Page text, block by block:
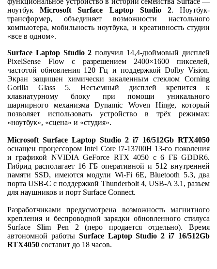
ноутбукMicrosoft Surface Laptop Studio 2. Ноутбук-
трансформер, объединяет возможности настольного
компьютера, мобильность ноутбука, и креативность студии
«все в одном».
Surface Laptop Studio 2 получил 14,4-дюймовый дисплей
PixelSense Flow с разрешением 2400×1600 пикселей,
частотой обновления 120 Гц и поддержкой Dolby Vision.
Экран защищен химически закаленным стеклом Corning
Gorilla Glass 5. Несъемный дисплей крепится к
клавиатурному блоку при помощи уникального
шарнирного механизма Dynamic Woven Hinge, который
позволяет использовать устройство в трёх режимах:
«ноутбук», «сцена» и «студия».
Microsoft Surface Laptop Studio 2 i7 16/512Gb RTX4050
оснащен процессором Intel Core i7-13700H 13-го поколения
и графикой NVIDIA GeForce RTX 4050 с 6 ГБ GDDR6.
Гибрид располагает 16 ГБ оперативной и 512 внутренней
памяти SSD, имеются модули Wi-Fi 6E, Bluetooth 5.3, два
порта USB-C с поддержкой Thunderbolt 4, USB-A 3.1, разъем
для наушников и порт Surface Connect.
Разработчиками предусмотрена возможность магнитного
крепления и беспроводной зарядки обновленного стилуса
Surface Slim Pen 2 (перо продается отдельно). Время
автономной работы Surface Laptop Studio 2 i7 16/512Gb
RTX4050 составит до 18 часов.